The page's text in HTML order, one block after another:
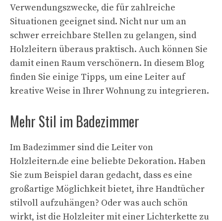
Verwendungszwecke, die für zahlreiche
Situationen geeignet sind. Nicht nur um an
schwer erreichbare Stellen zu gelangen, sind
Holzleitern überaus praktisch. Auch können Sie
damit einen Raum verschönern. In diesem Blog
finden Sie einige Tipps, um eine Leiter auf
kreative Weise in Ihrer Wohnung zu integrieren.
Mehr Stil im Badezimmer
Im Badezimmer sind die Leiter von
Holzleitern.de eine beliebte Dekoration. Haben
Sie zum Beispiel daran gedacht, dass es eine
großartige Möglichkeit bietet, ihre Handtücher
stilvoll aufzuhängen? Oder was auch schön
wirkt, ist die Holzleiter mit einer Lichterkette zu